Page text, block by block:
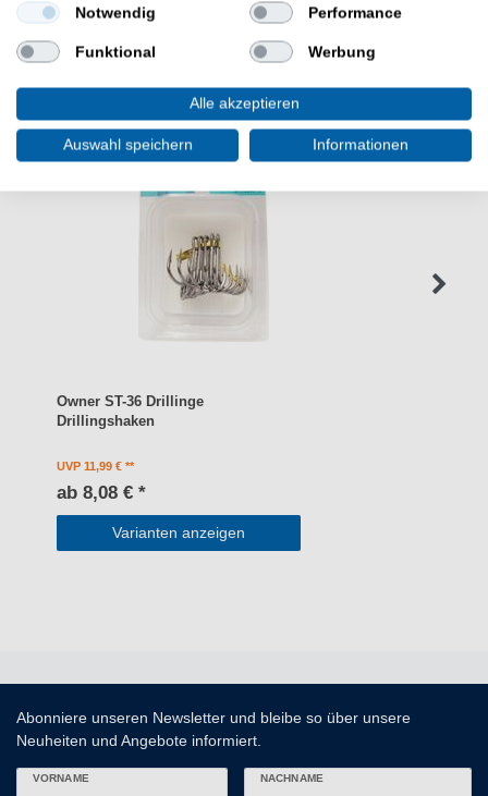
WEITERE INTERESSANTE ARTIKEL
Owner ST-36 Drillinge
Drillingshaken
UVP 11,99 €
ab 8,08 € *
Varianten anzeigen
Abonniere unseren Newsletter und bleibe so über unsere
Neuheiten und Angebote informiert.
VORNAME NACHNAME
Notwendig Performance
Funktional Werbung
Alle akzeptieren
Auswahl speichern Informationen